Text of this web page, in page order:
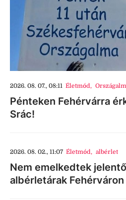
2026. 08. 07., 08:11 Életmód,
Pénteken Fehérvárra
Srác!
2026. 08. 02., 11:07 Életmód, albérlet
Nem emelkedtek
albérletárak Fehérváron